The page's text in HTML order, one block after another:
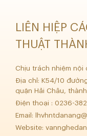
LIÊN HIỆP
THUẬT
Chịu trách nhiệm nội
Địa chỉ: K54/10
quận Hải Châu,
Điện thoại : 0236-
Email:
Website: